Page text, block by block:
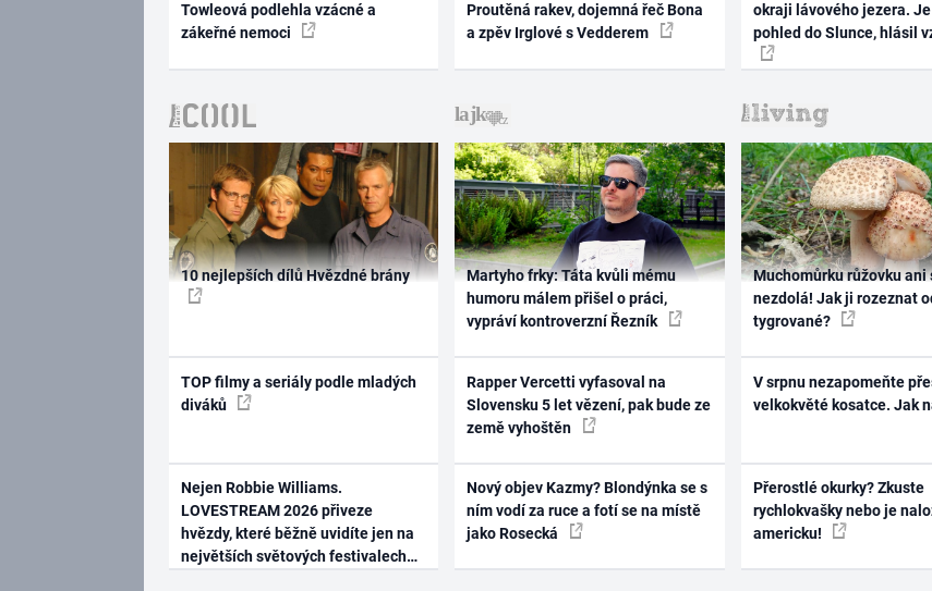
Towleová podlehla vzácné a
zákeřné nemoci
Proutěná rakev, dojemná řeč Bona
a zpěv Irglové s Vedderem
okraji lávového jezera.
pohled do Slunce, hlásil
10 nejlepších dílů Hvězdné brány
TOP filmy a seriály podle mladých
diváků
Nejen Robbie Williams.
LOVESTREAM 2026 přiveze
hvězdy, které běžně uvidíte jen na
největších světových festivalech
Martyho frky: Táta kvůli mému
humoru málem přišel o práci,
vypráví kontroverzní Řezník
Rapper Vercetti vyfasoval na
Slovensku 5 let vězení, pak bude ze
země vyhoštěn
Nový objev Kazmy? Blondýnka se s
ním vodí za ruce a fotí se na místě
jako Rosecká
Muchomůrku růžovku ani
nezdolá! Jak ji rozeznat
tygrované?
V srpnu nezapomeňte
velkokvěté kosatce. Jak
Přerostlé okurky? Zkuste
rychlokvašky nebo je
americku!